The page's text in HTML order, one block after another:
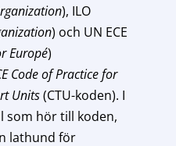
), ILO
) och UN ECE
Europé)
Code of Practice for
Units(CTU-koden). I
som hör till koden,
lathund för